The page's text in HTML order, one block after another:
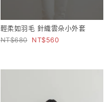
輕柔如羽毛 針織雲朵小外套
680
560